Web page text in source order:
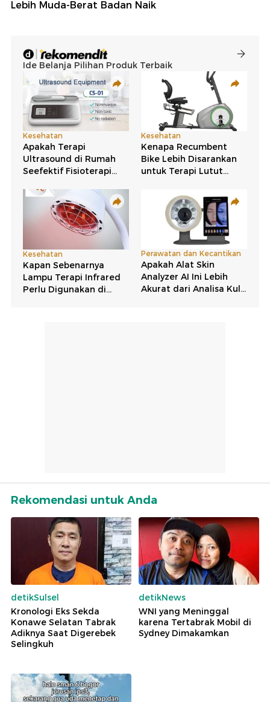
Lebih Muda-Berat Badan Naik
Rekomendasi untuk Anda
detikSulsel
Kronologi Eks Sekda
Konawe Selatan Tabrak
Adiknya Saat Digerebek
Selingkuh
detikNews
WNI yang Meninggal
karena Tertabrak Mobil di
Sydney Dimakamkan